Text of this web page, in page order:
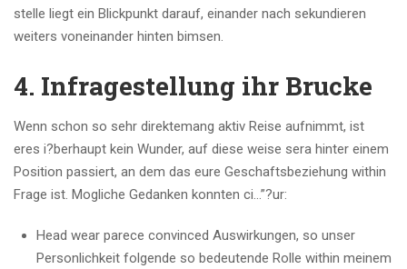
stelle liegt ein Blickpunkt darauf, einander nach sekundieren
weiters voneinander hinten bimsen.
4. Infragestellung ihr Brucke
Wenn schon so sehr direktemang aktiv Reise aufnimmt, ist
eres i?berhaupt kein Wunder, auf diese weise sera hinter einem
Position passiert, an dem das eure Geschaftsbeziehung within
Frage ist. Mogliche Gedanken konnten ci…”?ur:
Head wear parece convinced Auswirkungen, so unser
Personlichkeit folgende so bedeutende Rolle within meinem